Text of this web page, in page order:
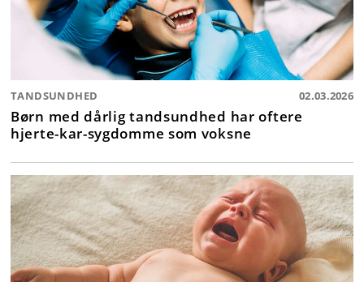
TANDSUNDHED 02.03.2026
Børn med dårlig tandsundhed har oftere
hjerte-kar-sygdomme som voksne